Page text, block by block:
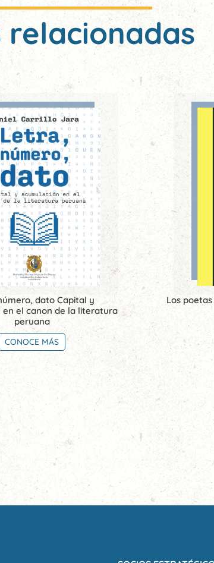
relacionadas
dato Capital y
en el canon de la literatura
peruana
CONOCE MÁS
Los